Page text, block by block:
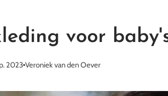
voor
2023 Veroniek van den Oever